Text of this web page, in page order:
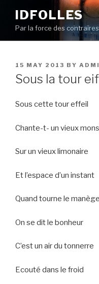
content
IDFOLLES
Par la force des contraires
POSTED
ON
15 MAY 2013 BY
Sous la tour
Sous cette tour effeil
Chante-t- un vieux
Sur un vieux limonaire
Et l’espace d’un instant
Quand tourne le manège
On se dit le bonheur
C’est un air du tonnerre
Ecouté dans le froid